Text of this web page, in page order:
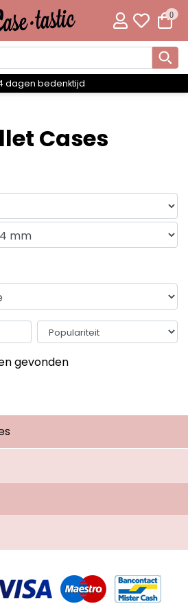
0
dagen bedenktijd
Cases
gevonden